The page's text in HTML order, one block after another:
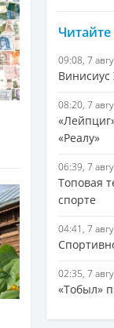
09:08, 7
Винисиус
08:20, 7
«Реалу»
06:39, 7
Топовая
спорте
04:41, 7
02:35, 7
«Тобыл»